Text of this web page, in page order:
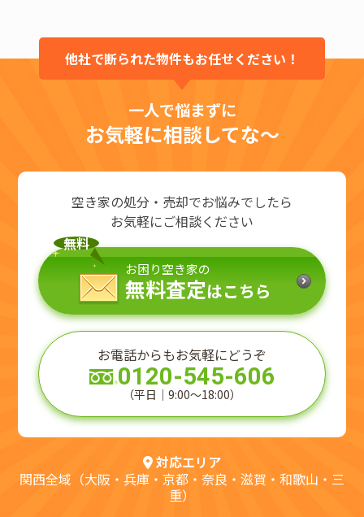
他社で断られた物件もお任せください！
一人で悩まずに
お気軽に相談してな～
空き家の処分・売却でお悩みでしたら
お気軽にご相談ください
無料
お困り空き家の
無料査定はこちら
お電話からもお気軽にどうぞ
0120-545-606
（平日｜9:00～18:00）
対応エリア
関西全域（大阪・兵庫・京都・奈良・滋賀・和歌山・三
重）